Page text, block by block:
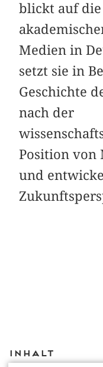
blickt auf
Medien in
setzt sie in
Geschichte
nach der
Position von
und
Inhalt